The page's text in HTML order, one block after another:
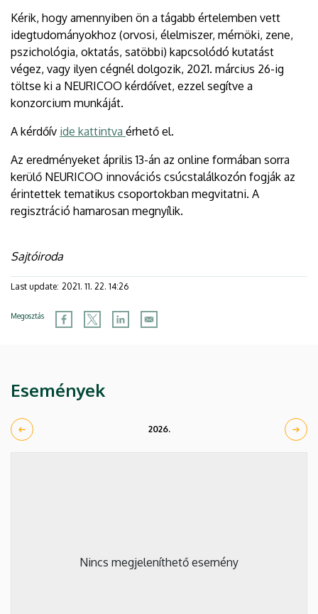
Kérik, hogy amennyiben ön a tágabb értelemben vett
idegtudományokhoz (orvosi, élelmiszer, mérnöki, zene,
pszichológia, oktatás, satöbbi) kapcsolódó kutatást
végez, vagy ilyen cégnél dolgozik, 2021. március 26-ig
töltse ki a NEURICOO kérdőívet, ezzel segítve a
konzorcium munkáját.
A kérdőív ide kattintva érhető el.
Az eredményeket április 13-án az online formában sorra
kerülő NEURICOO innovációs csúcstalálkozón fogják az
érintettek tematikus csoportokban megvitatni. A
regisztráció hamarosan megnyílik.
Sajtóiroda
Last update: 2021. 11. 22. 14:26
Megosztás
Események
2026.
Nincs megjeleníthető esemény